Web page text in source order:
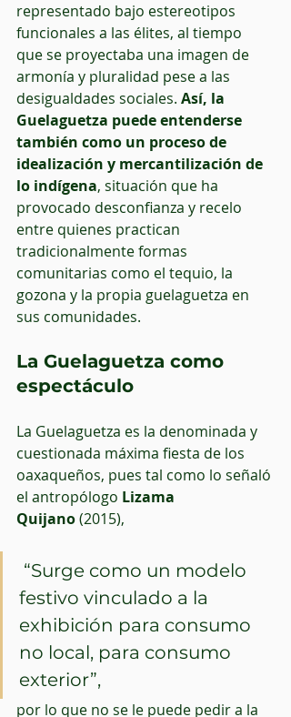
representado bajo estereotipos
funcionales a las élites, al tiempo
que se proyectaba una imagen de
armonía y pluralidad pese a las
desigualdades sociales. Así, la
Guelaguetza puede entenderse
también como un proceso de
idealización y mercantilización de
lo indígena, situación que ha
provocado desconfianza y recelo
entre quienes practican
tradicionalmente formas
comunitarias como el tequio, la
gozona y la propia guelaguetza en
sus comunidades.
La Guelaguetza como
espectáculo
La Guelaguetza es la denominada y
cuestionada máxima fiesta de los
oaxaqueños, pues tal como lo señaló
el antropólogo Lizama
Quijano (2015),
festivo vinculado a la
exhibición para consumo
no local, para consumo
exterior”,
por lo que no se le puede pedir a la